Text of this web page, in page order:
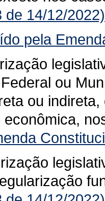
de 14/12/2022)
pela
ou
ou